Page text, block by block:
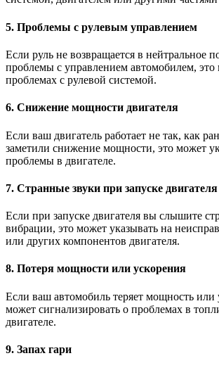
5. Проблемы с рулевым управлением
Если руль не возвращается в нейтральное
проблемы с управлением автомобилем, это
проблемах с рулевой системой.
6. Снижение мощности двигателя
Если ваш двигатель работает не так, как
заметили снижение мощности, это может
проблемы в двигателе.
7. Странные звуки при запуске двигателя
Если при запуске двигателя вы слышите
вибрации, это может указывать на
или других компонентов двигателя.
8. Потеря мощности или ускорения
Если ваш автомобиль теряет мощность или
может сигнализировать о проблемах в
двигателе.
9. Запах гари